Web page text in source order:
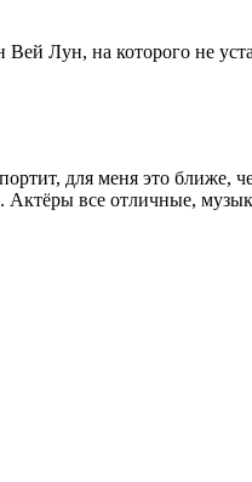
Лун, на которого не
для меня это
все отличные,